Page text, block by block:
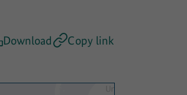
Download Copy link